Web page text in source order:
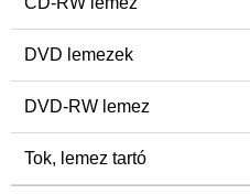
DVD lemezek
DVD-RW lemez
Tok, lemez tartó